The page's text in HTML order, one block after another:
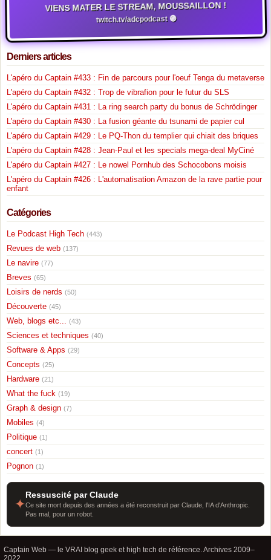
VIENS MATER LE STREAM, MOUSSAILLON !
twitch.tv/adcpodcast 🟣
Derniers articles
L'apéro du Captain #433 : Fin de parcours pour l'oeuf Tenga du metaverse
L'apéro du Captain #432 : Trop de vibrafion pour le futur du SLS
L'apéro du Captain #431 : La ring search party du bonus de Schrödinger
L'apéro du Captain #430 : La fusion géante du tsunami de papier cul
L'apéro du Captain #429 : Le PQ-Thon du templier qui chiait des briques
L'apéro du Captain #428 : Jean-Paul et les specials mega-deal MyCiné
L'apéro du Captain #427 : Le nowel Pornhub des Schocobons moisis
L'apéro du Captain #426 : L'automatisation Amazon de la rave partie pour
enfant
Catégories
Le Podcast High Tech (443)
Revues de web (137)
Le navire (77)
Breves (65)
Loisirs de nerds (50)
Découverte (45)
Web, blogs etc... (43)
Sciences et techniques (40)
Software & Apps (29)
Concepts (25)
Hardware (21)
What the fuck (19)
Graph & design (7)
Mobiles (4)
Politique (1)
concert (1)
Pognon (1)
✦
Ressuscité par Claude
Ce site mort depuis des années a été reconstruit par Claude, l'IA d'Anthropic.
Pas mal, pour un robot.
Captain Web — le VRAI blog geek et high tech de référence. Archives 2009–
2022.